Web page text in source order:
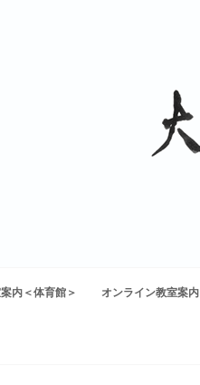
内＜体育館＞ オンライン教室案内